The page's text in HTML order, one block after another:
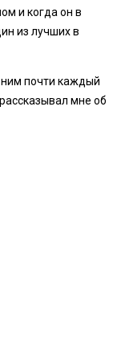
и когда он в
из лучших в
почти каждый
мне об